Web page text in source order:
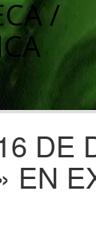
DE
EN